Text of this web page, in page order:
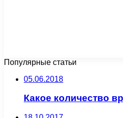
Популярные статьи
05.06.2018
Какое количество